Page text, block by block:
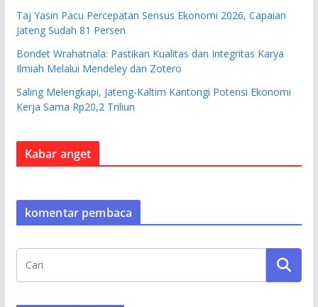
Taj Yasin Pacu Percepatan Sensus Ekonomi 2026, Capaian
Jateng Sudah 81 Persen
Bondet Wrahatnala: Pastikan Kualitas dan Integritas Karya
Ilmiah Melalui Mendeley dan Zotero
Saling Melengkapi, Jateng-Kaltim Kantongi Potensi Ekonomi
Kerja Sama Rp20,2 Triliun
Kabar anget
komentar pembaca